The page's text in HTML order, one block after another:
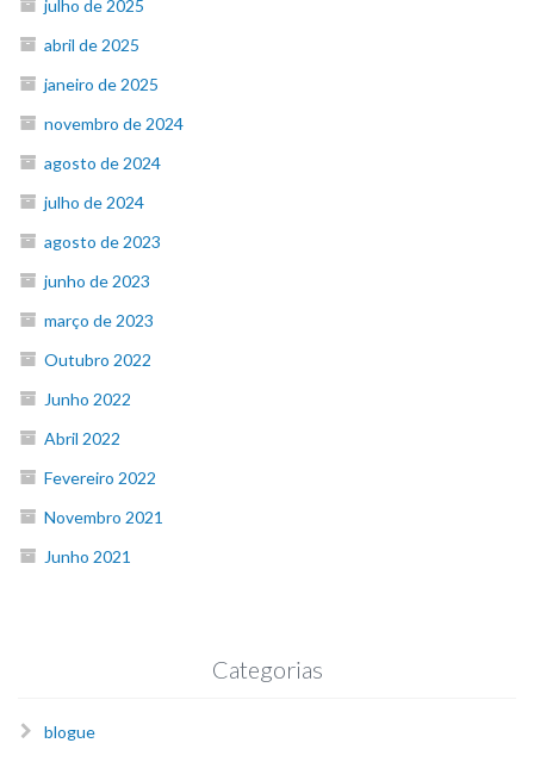
julho de 2025
abril de 2025
janeiro de 2025
novembro de 2024
agosto de 2024
julho de 2024
agosto de 2023
junho de 2023
março de 2023
Outubro 2022
Junho 2022
Abril 2022
Fevereiro 2022
Novembro 2021
Junho 2021
Categorias
blogue